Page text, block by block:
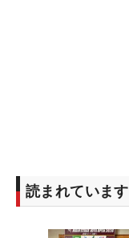
読まれています